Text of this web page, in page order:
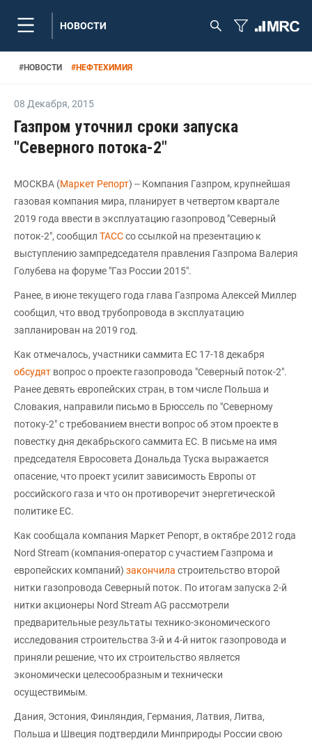
НОВОСТИ
#НОВОСТИ #НЕФТЕХИМИЯ
08 Декабря, 2015
Газпром уточнил сроки запуска
"Северного потока-2"
МОСКВА (Маркет Репорт) -- Компания Газпром, крупнейшая
газовая компания мира, планирует в четвертом квартале
2019 года ввести в эксплуатацию газопровод "Северный
поток-2", сообщил ТАССсо ссылкой на презентацию к
выступлению зампредседателя правления Газпрома Валерия
Голубева на форуме "Газ России 2015".
Ранее, в июне текущего года глава Газпрома Алексей Миллер
сообщил, что ввод трубопровода в эксплуатацию
запланирован на 2019 год.
Как отмечалось, участники саммита ЕС 17-18 декабря
обсудят вопрос о проекте газопровода "Северный поток-2".
Ранее девять европейских стран, в том числе Польша и
Словакия, направили письмо в Брюссель по "Северному
потоку-2" с требованием внести вопрос об этом проекте в
повестку дня декабрьского саммита ЕС. В письме на имя
председателя Евросовета Дональда Туска выражается
опасение, что проект усилит зависимость Европы от
российского газа и что он противоречит энергетической
политике ЕС.
Как сообщала компания Маркет Репорт, в октябре 2012 года
Nord Stream (компания-оператор с участием Газпрома и
европейских компаний) закончила строительство второй
нитки газопровода Северный поток. По итогам запуска 2-й
нитки акционеры Nord Stream AG рассмотрели
предварительные результаты технико-экономического
исследования строительства 3-й и 4-й ниток газопровода и
приняли решение, что их строительство является
экономически целесообразным и технически
осуществимым.
Дания, Эстония, Финляндия, Германия, Латвия, Литва,
Польша и Швеция подтвердили Минприроды России свою